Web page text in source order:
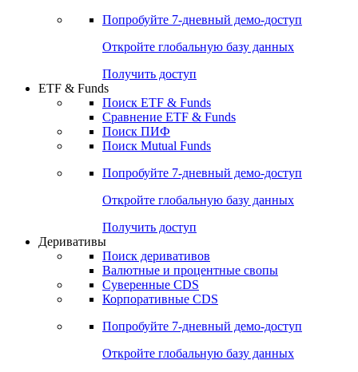
Попробуйте 7-дневный демо-доступ
Откройте глобальную базу данных
Получить доступ
ETF & Funds
Поиск ETF & Funds
Сравнение ETF & Funds
Поиск ПИФ
Поиск Mutual Funds
Попробуйте 7-дневный демо-доступ
Откройте глобальную базу данных
Получить доступ
Деривативы
Поиск деривативов
Валютные и процентные свопы
Суверенные CDS
Корпоративные CDS
Попробуйте 7-дневный демо-доступ
Откройте глобальную базу данных